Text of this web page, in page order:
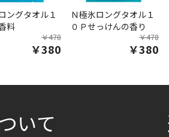
ングタオル１
料
￥478
￥380
Ｎ極氷ロングタオル１
０Ｐせっけんの香り
￥478
￥380
いて